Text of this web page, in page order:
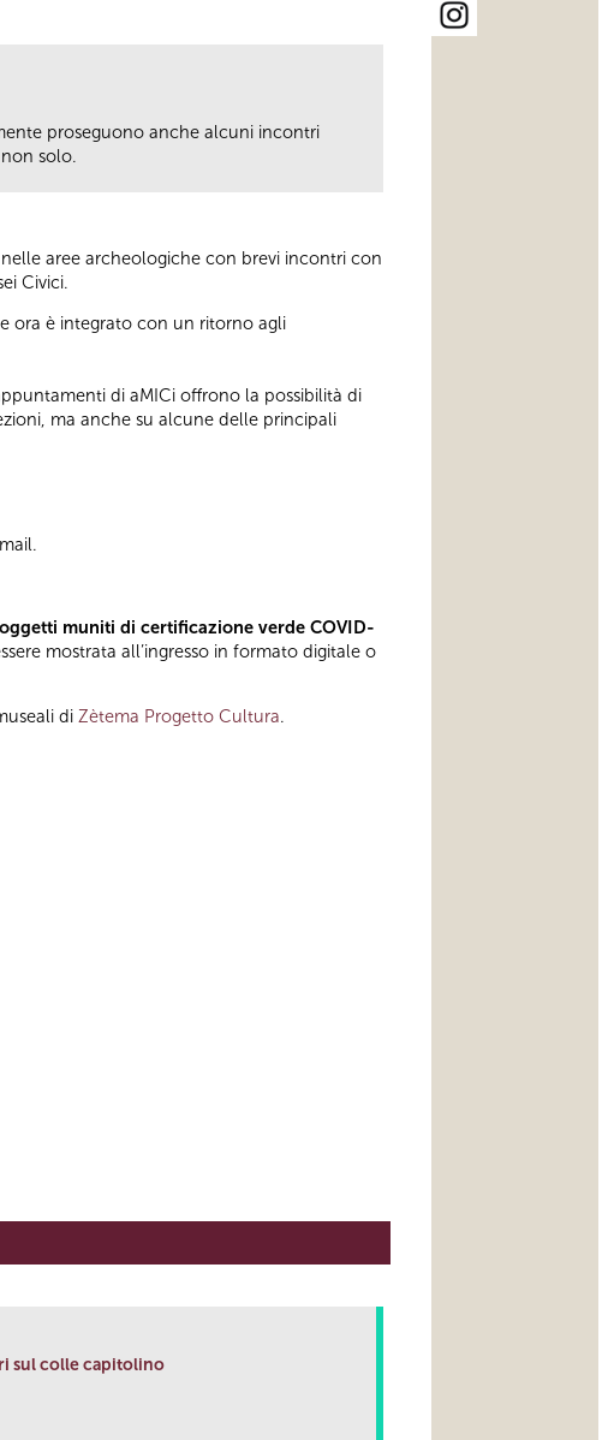
proseguono anche alcuni incontri
solo.
aree archeologiche con brevi incontri con
Civici.
ora è integrato con un ritorno agli
di aMICi offrono la possibilità di
ma anche su alcune delle principali
muniti di certificazione verde COVID-
mostrata all’ingresso in formato digitale o
di Zètema Progetto Cultura.
sul colle capitolino